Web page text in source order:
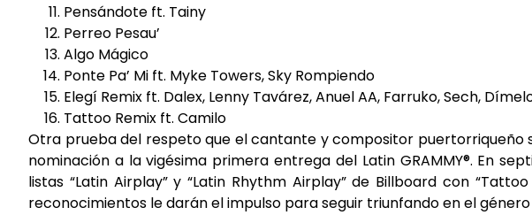
Pensándote ft. Tainy
Perreo Pesau’
Algo Mágico
Ponte Pa’ Mi ft. Myke Towers, Sky Rompiendo
Elegí Remix ft. Dalex, Lenny Tavárez, Anuel AA, Farruko, Sech,
Tattoo Remix ft. Camilo
Otra prueba del respeto que el cantante y compositor puertorriqueño
nominación a la vigésima primera entrega del Latin GRAMMY®. En
listas “Latin Airplay” y “Latin Rhythm Airplay” de Billboard con
reconocimientos le darán el impulso para seguir triunfando en el